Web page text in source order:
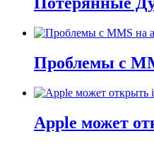
Проблемы с
Apple может